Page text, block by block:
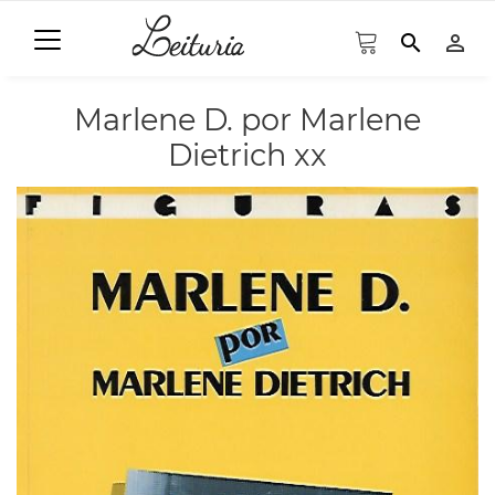
search person_outline
Marlene D. por Marlene
Dietrich xx